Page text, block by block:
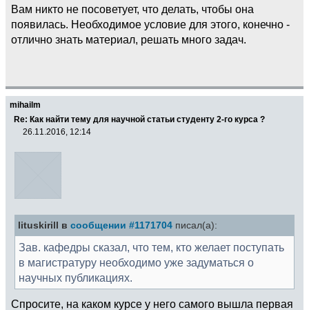
Вам никто не посоветует, что делать, чтобы она
появилась. Необходимое условие для этого, конечно -
отлично знать материал, решать много задач.
mihailm
Re: Как найти тему для научной статьи студенту 2-го курса ?
26.11.2016, 12:14
lituskirill в сообщении #1171704 писал(а):
Зав. кафедры сказал, что тем, кто желает поступать
в магистратуру необходимо уже задуматься о
научных публикациях.
Спросите, на каком курсе у него самого вышла первая